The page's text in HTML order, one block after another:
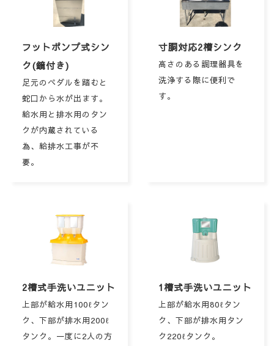
フットポンプ式シン
ク(鏡付き)
足元のペダルを踏むと
蛇口から水が出ます。
給水用と排水用のタン
クが内蔵されている
為、給排水工事が不
要。
寸胴対応2槽シンク
高さのある調理器具を
洗浄する際に便利で
す。
2槽式手洗いユニット
上部が給水用100ℓタン
ク、下部が排水用200ℓ
タンク。一度に2人の方
1槽式手洗いユニット
上部が給水用80ℓタン
ク、下部が排水用タン
ク220ℓタンク。